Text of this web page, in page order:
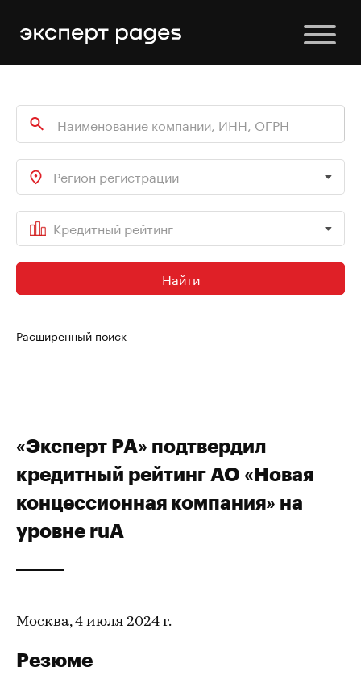
Регион регистрации
Кредитный рейтинг
Найти
Расширенный поиск
«Эксперт РА» подтвердил
кредитный рейтинг АО «Новая
концессионная компания» на
уровне ruA
Москва, 4 июля 2024 г.
Резюме